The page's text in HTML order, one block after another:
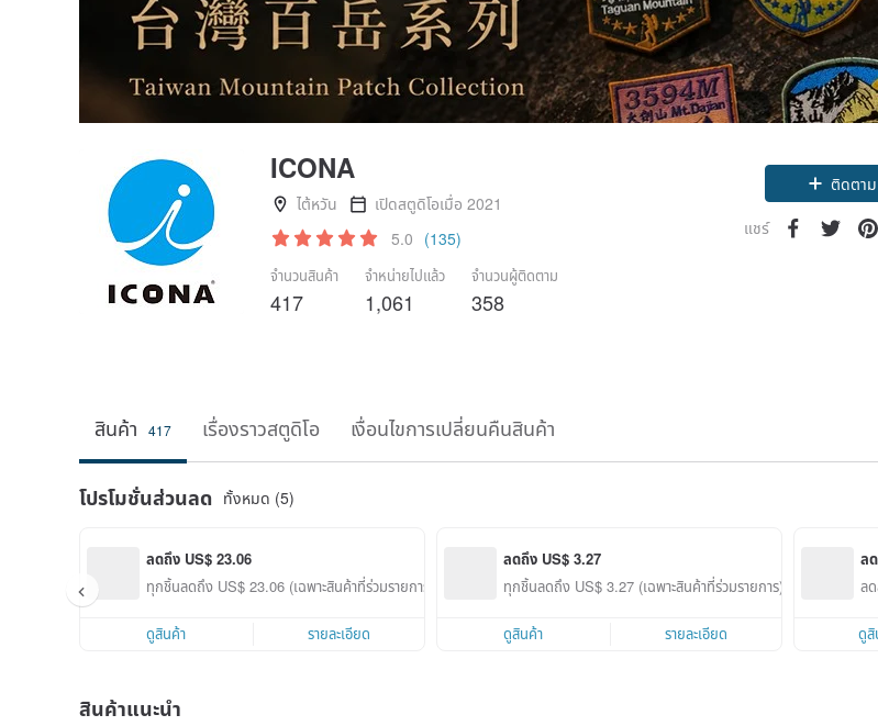
ICONA
ไต้หวัน
เปิดสตูดิโอเมื่อ 2021
5.0 (135)
จำนวนสินค้า
417
จำหน่ายไปแล้ว
1,061
จำนวนผู้ติดตาม
358
ติดตาม
แชร์
สินค้า 417 เรื่องราวสตูดิโอ เงื่อนไขการเปลี่ยนคืนสินค้า
โปรโมชั่นส่วนลด ทั้งหมด (5)
ลดถึง US$ 23.06
ทุกชิ้นลดถึง US$ 23.06 (เฉพาะสินค้าที่ร่วมรายการ)
ดูสินค้า รายละเอียด
ลดถึง US$ 3.27
ทุกชิ้นลดถึง US$ 3.27 (เฉพาะสินค้าที่ร่วมรายการ)
ดูสินค้า รายละเอียด
ล
ล
ดูสิ
สินค้าแนะนำ